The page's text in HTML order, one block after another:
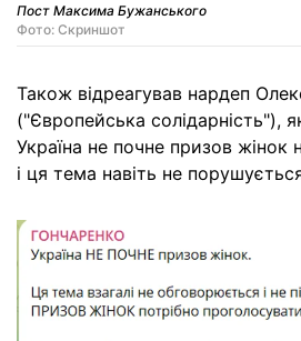
Пост Максима Бужанського
Фото: Скриншот
Також відреагував нардеп
("Європейська солідарність"),
Україна не почне призов жінок
і ця тема навіть не